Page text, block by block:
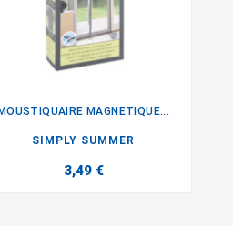
MOUSTIQUAIRE MAGNETIQUE...
SIMPLY SUMMER
3,49 €